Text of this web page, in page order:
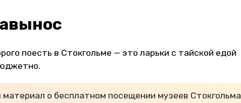
поесть в Стокгольме — это ларьки с тайской едой
о бесплатном посещении музеев Стокгольма